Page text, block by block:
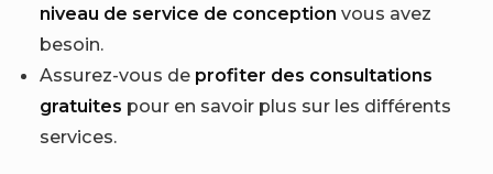
niveau de service de conception vous avez
besoin.
Assurez-vous de profiter des consultations
gratuites pour en savoir plus sur les différents
services.